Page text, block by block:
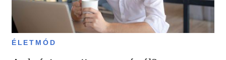
ÉLETMÓD